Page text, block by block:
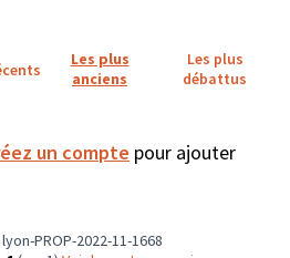
Les plus
anciens
Les plus
débattus
un compte pour ajouter
PROP-2022-11-1668